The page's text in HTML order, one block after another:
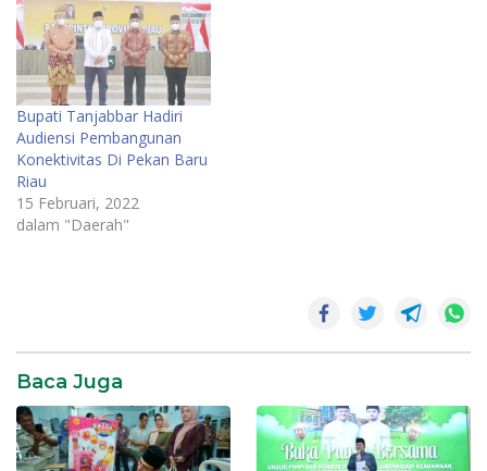
Bupati Tanjabbar Hadiri
Audiensi Pembangunan
Konektivitas Di Pekan Baru
Riau
15 Februari, 2022
dalam "Daerah"
Baca Juga